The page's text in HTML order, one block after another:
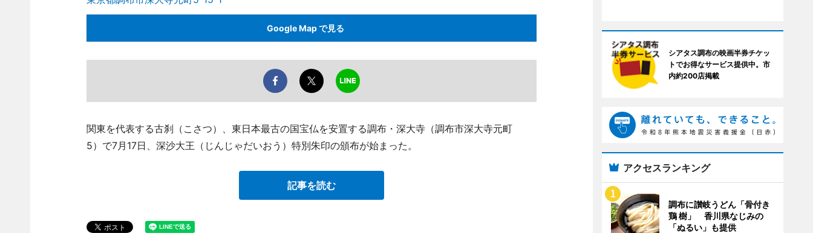
Google Map で見る
関東を代表する古刹（こさつ）、東日本最古の国宝仏を安置する調布・深大寺（調布市深大寺元町
5）で7月17日、深沙大王（じんじゃだいおう）特別朱印の頒布が始まった。
記事を読む
シアタス調布の映画半券チケッ
トでお得なサービス提供中。市
内約200店掲載
アクセスランキング
調布に讃岐うどん「骨付き
鶏 樹」 香川県なじみの
「ぬるい」も提供